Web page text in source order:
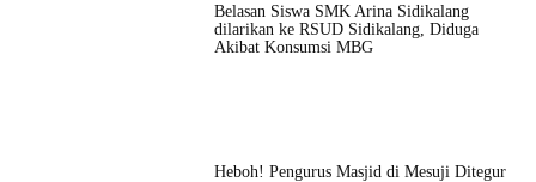
Belasan Siswa SMK Arina Sidikalang
dilarikan ke RSUD Sidikalang, Diduga
Akibat Konsumsi MBG
Heboh! Pengurus Masjid di Mesuji Ditegur